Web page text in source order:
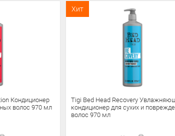
Кондиционер
волос 970 мл
Хит
Tigi Bed Head Recovery
кондиционер для сухих и
волос 970 мл